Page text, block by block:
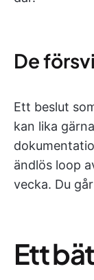
De
Ett beslut
kan lika
ändlös loop
vecka. Du
Ett